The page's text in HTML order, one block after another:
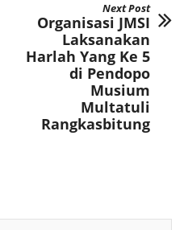
Next Post
Organisasi JMSI
Laksanakan
Harlah Yang Ke 5
di Pendopo
Musium
Multatuli
Rangkasbitung